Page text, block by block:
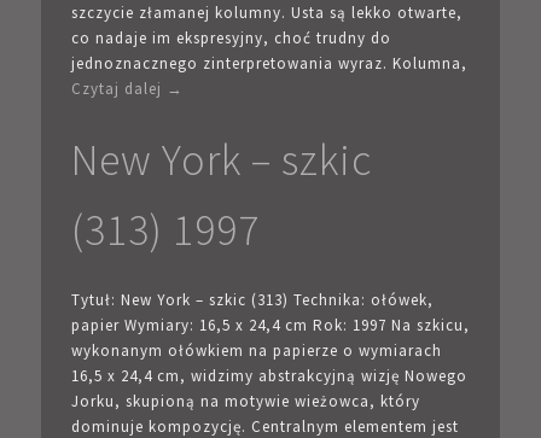
szczycie złamanej kolumny. Usta są lekko otwarte,
co nadaje im ekspresyjny, choć trudny do
jednoznacznego zinterpretowania wyraz. Kolumna,
Czytaj dalej →
New York – szkic
(313) 1997
Tytuł: New York – szkic (313) Technika: ołówek,
papier Wymiary: 16,5 x 24,4 cm Rok: 1997 Na szkicu,
wykonanym ołówkiem na papierze o wymiarach
16,5 x 24,4 cm, widzimy abstrakcyjną wizję Nowego
Jorku, skupioną na motywie wieżowca, który
dominuje kompozycję. Centralnym elementem jest